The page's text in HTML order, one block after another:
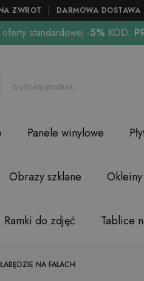
ZWROT DARMOWA
standardowej -5% KOD:
Panele winylowe
Obrazy szklane
Ramki do zdjęć Tablice
NA FALACH